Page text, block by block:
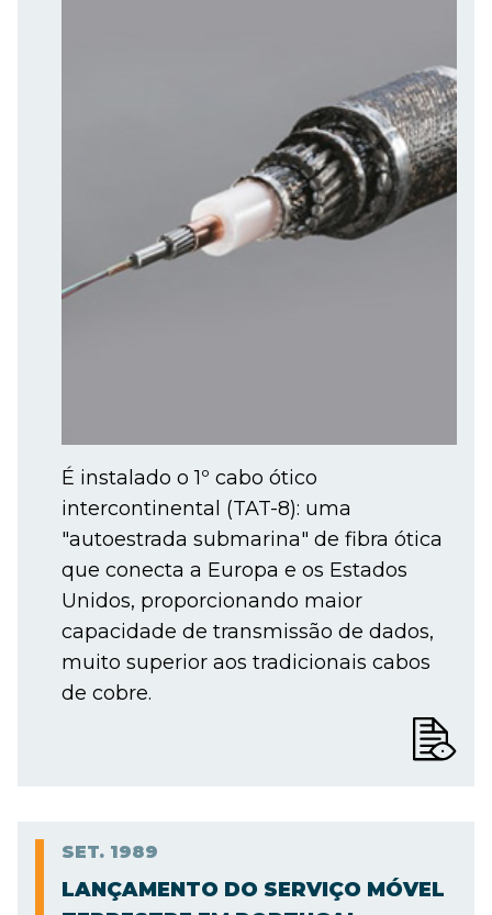
É instalado o 1º cabo ótico
intercontinental (TAT-8): uma
"autoestrada submarina" de fibra ótica
que conecta a Europa e os Estados
Unidos, proporcionando maior
capacidade de transmissão de dados,
muito superior aos tradicionais cabos
de cobre.
SET. 1989
LANÇAMENTO DO SERVIÇO MÓVEL